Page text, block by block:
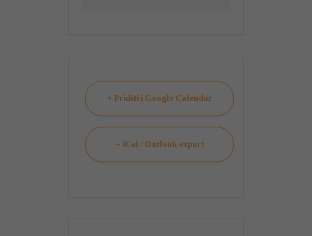
+ Pridėti į Google Calendar
+ iCal / Outlook export